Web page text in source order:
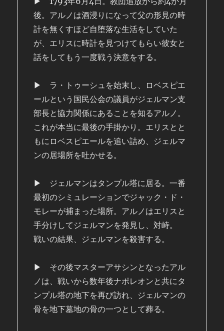
後。アルノは酒浸りになって父の形見の時
計を無くすほど自堕落な生活をしていた
が、エリスに時計を見つけてもらい彼女と
話をしてもう一度戦う決意をする。
▶ ラ・トゥーシュを始末し、ロベスピエ
ールという国民公会の議員がジェルマン支
部長と協力関係にあることを知るアルノ。
これが本当に最後の手掛かり。エリスとと
もにロベスピエールを追い詰め、ジェルマ
ンの居場所を吐かせる。
▶ ジェルマンはタンプル塔に居る。一番
最初のシミュレーションでジャック・ド・
モレーが捕まった場所。アルノはエリスと
手分けしてジェルマンを発見し、対峙。
戦いの結果、ジェルマンを殺害する。
▶ その後マスターアサシンとなったアル
ノは、戦いから数年後ナポレオンと共にタ
ンプル塔の地下を再び訪れ、ジェルマンの
骨を地下墓地の骨の一つとして葬る。